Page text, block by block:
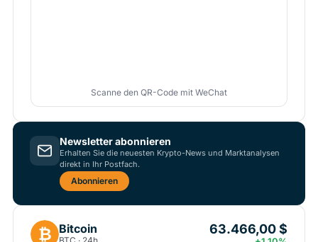
Scanne den QR-Code mit WeChat
Newsletter abonnieren
Erhalten Sie die neuesten Krypto-News und Marktanalysen
direkt in Ihr Postfach.
Abonnieren
₿ Bitcoin 63.466,00 $